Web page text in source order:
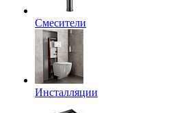
Смесители
Инсталляции